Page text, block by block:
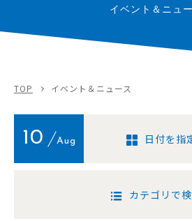
イベント＆ニュ
TOP イベント＆ニュース
10 Aug 日付を指
カテゴリで